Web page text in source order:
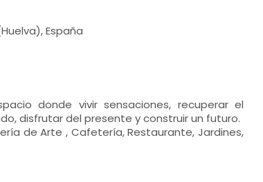
España
donde vivir sensaciones, recuperar el
disfrutar del presente y construir un futuro.
de Arte , Cafetería, Restaurante, Jardines,